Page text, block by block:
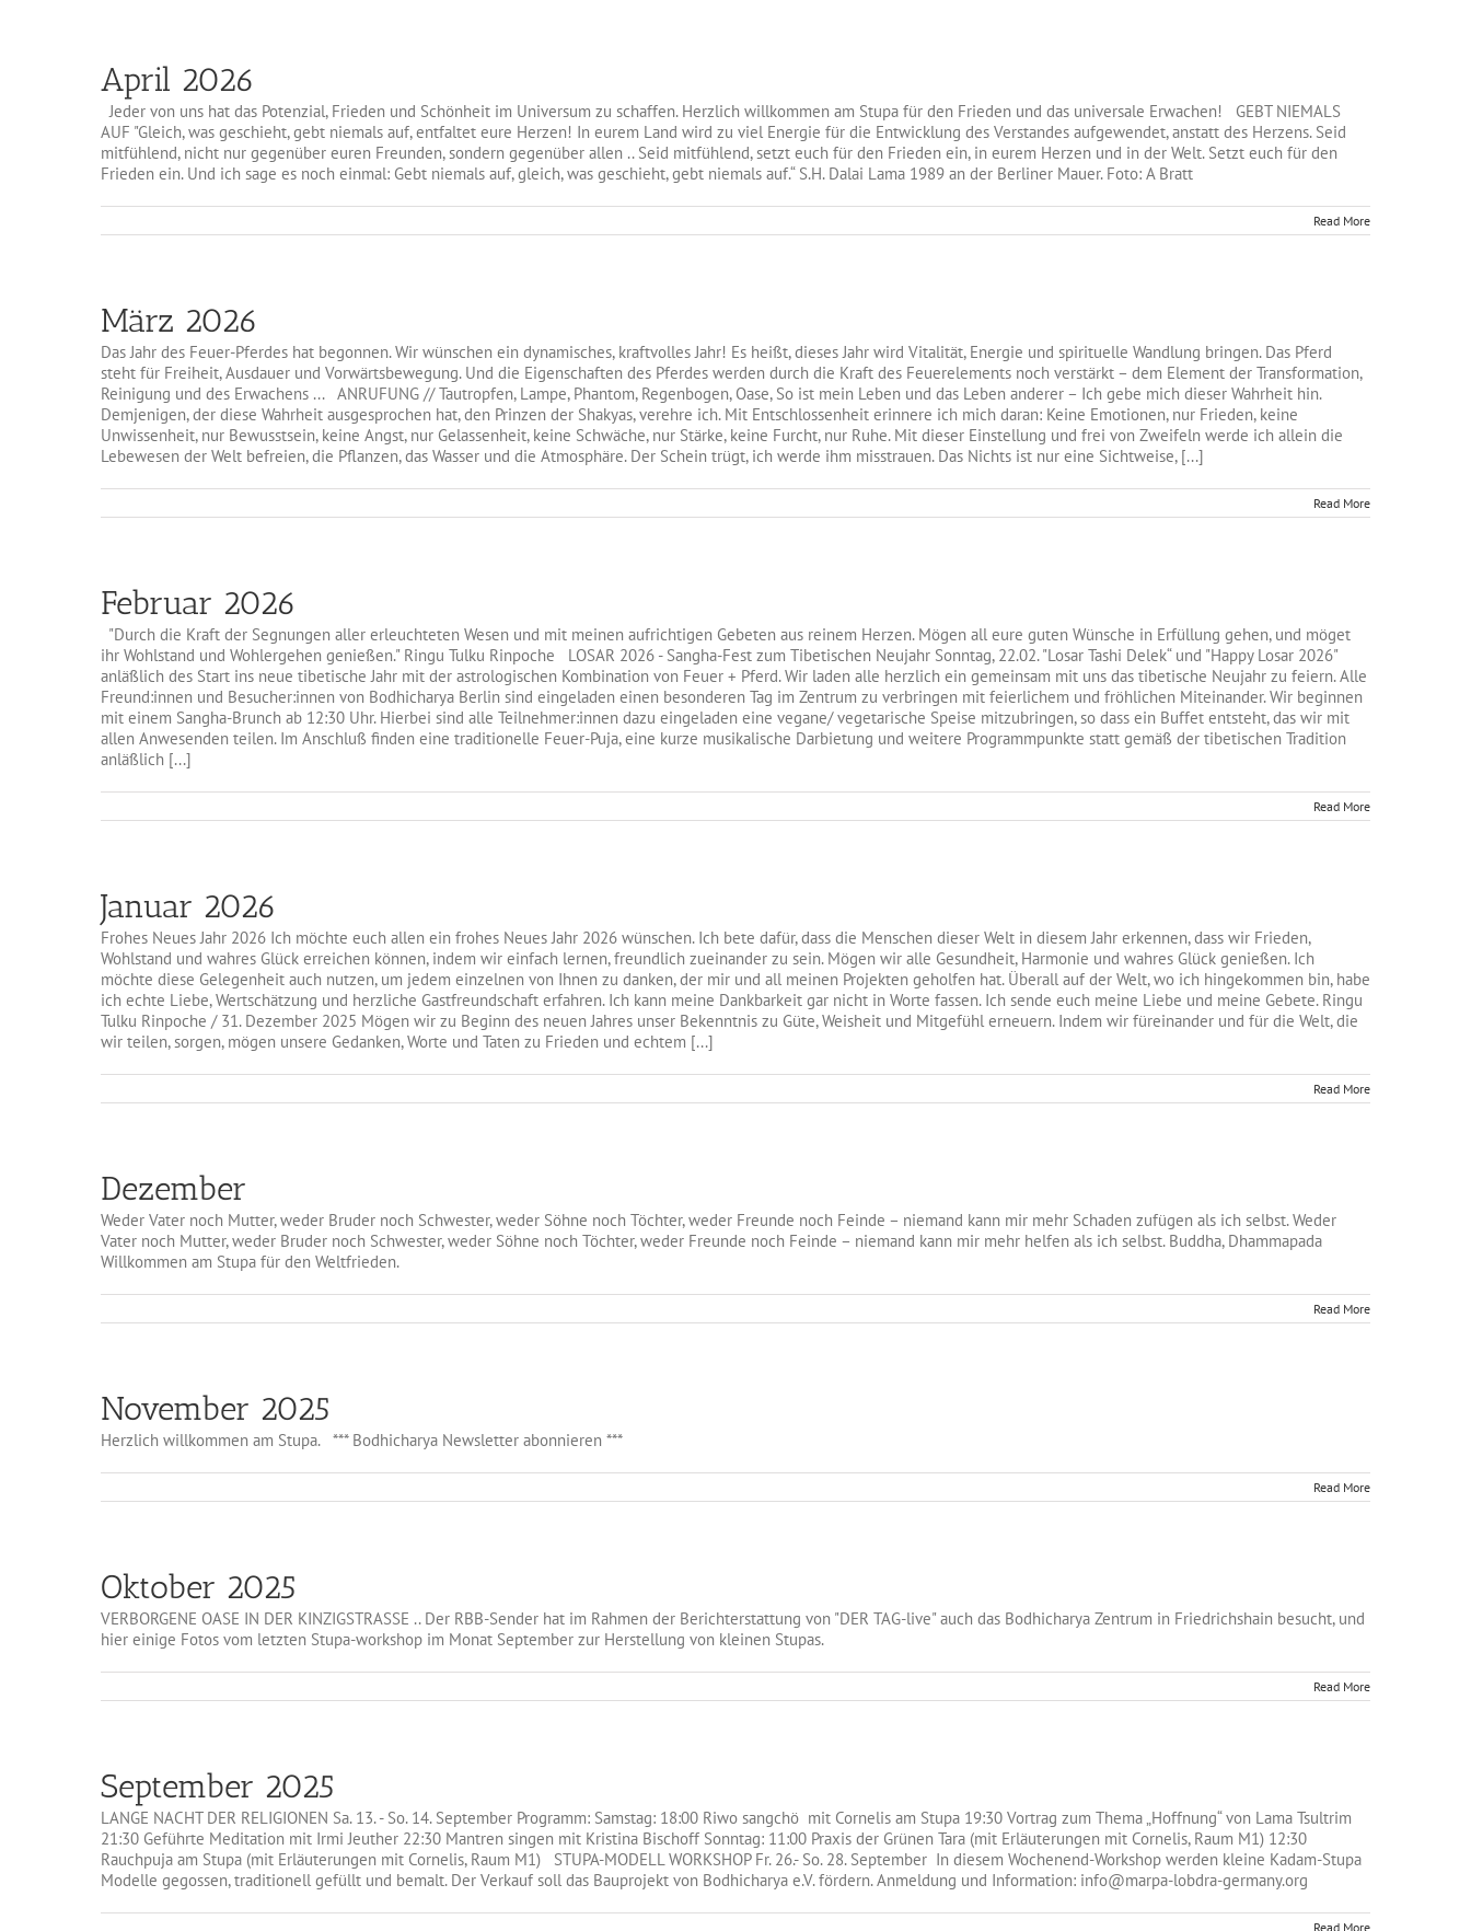
April 2026
Jeder von uns hat das Potenzial, Frieden und Schönheit im Universum zu schaffen. Herzlich willkommen am Stupa für den Frieden und das universale Erwachen! GEBT NIEMALS
AUF "Gleich, was geschieht, gebt niemals auf, entfaltet eure Herzen! In eurem Land wird zu viel Energie für die Entwicklung des Verstandes aufgewendet, anstatt des Herzens. Seid
mitfühlend, nicht nur gegenüber euren Freunden, sondern gegenüber allen .. Seid mitfühlend, setzt euch für den Frieden ein, in eurem Herzen und in der Welt. Setzt euch für den
Frieden ein. Und ich sage es noch einmal: Gebt niemals auf, gleich, was geschieht, gebt niemals auf.“ S.H. Dalai Lama 1989 an der Berliner Mauer. Foto: A Bratt
Read More
März 2026
Das Jahr des Feuer-Pferdes hat begonnen. Wir wünschen ein dynamisches, kraftvolles Jahr! Es heißt, dieses Jahr wird Vitalität, Energie und spirituelle Wandlung bringen. Das Pferd
steht für Freiheit, Ausdauer und Vorwärtsbewegung. Und die Eigenschaften des Pferdes werden durch die Kraft des Feuerelements noch verstärkt – dem Element der Transformation,
Reinigung und des Erwachens ... ANRUFUNG // Tautropfen, Lampe, Phantom, Regenbogen, Oase, So ist mein Leben und das Leben anderer – Ich gebe mich dieser Wahrheit hin.
Demjenigen, der diese Wahrheit ausgesprochen hat, den Prinzen der Shakyas, verehre ich. Mit Entschlossenheit erinnere ich mich daran: Keine Emotionen, nur Frieden, keine
Unwissenheit, nur Bewusstsein, keine Angst, nur Gelassenheit, keine Schwäche, nur Stärke, keine Furcht, nur Ruhe. Mit dieser Einstellung und frei von Zweifeln werde ich allein die
Lebewesen der Welt befreien, die Pflanzen, das Wasser und die Atmosphäre. Der Schein trügt, ich werde ihm misstrauen. Das Nichts ist nur eine Sichtweise, [...]
Read More
Februar 2026
"Durch die Kraft der Segnungen aller erleuchteten Wesen und mit meinen aufrichtigen Gebeten aus reinem Herzen. Mögen all eure guten Wünsche in Erfüllung gehen, und möget
ihr Wohlstand und Wohlergehen genießen." Ringu Tulku Rinpoche LOSAR 2026 - Sangha-Fest zum Tibetischen Neujahr Sonntag, 22.02. "Losar Tashi Delek“ und "Happy Losar 2026"
anläßlich des Start ins neue tibetische Jahr mit der astrologischen Kombination von Feuer + Pferd. Wir laden alle herzlich ein gemeinsam mit uns das tibetische Neujahr zu feiern. Alle
Freund:innen und Besucher:innen von Bodhicharya Berlin sind eingeladen einen besonderen Tag im Zentrum zu verbringen mit feierlichem und fröhlichen Miteinander. Wir beginnen
mit einem Sangha-Brunch ab 12:30 Uhr. Hierbei sind alle Teilnehmer:innen dazu eingeladen eine vegane/ vegetarische Speise mitzubringen, so dass ein Buffet entsteht, das wir mit
allen Anwesenden teilen. Im Anschluß finden eine traditionelle Feuer-Puja, eine kurze musikalische Darbietung und weitere Programmpunkte statt gemäß der tibetischen Tradition
anläßlich [...]
Read More
Januar 2026
Frohes Neues Jahr 2026 Ich möchte euch allen ein frohes Neues Jahr 2026 wünschen. Ich bete dafür, dass die Menschen dieser Welt in diesem Jahr erkennen, dass wir Frieden,
Wohlstand und wahres Glück erreichen können, indem wir einfach lernen, freundlich zueinander zu sein. Mögen wir alle Gesundheit, Harmonie und wahres Glück genießen. Ich
möchte diese Gelegenheit auch nutzen, um jedem einzelnen von Ihnen zu danken, der mir und all meinen Projekten geholfen hat. Überall auf der Welt, wo ich hingekommen bin, habe
ich echte Liebe, Wertschätzung und herzliche Gastfreundschaft erfahren. Ich kann meine Dankbarkeit gar nicht in Worte fassen. Ich sende euch meine Liebe und meine Gebete. Ringu
Tulku Rinpoche / 31. Dezember 2025 Mögen wir zu Beginn des neuen Jahres unser Bekenntnis zu Güte, Weisheit und Mitgefühl erneuern. Indem wir füreinander und für die Welt, die
wir teilen, sorgen, mögen unsere Gedanken, Worte und Taten zu Frieden und echtem [...]
Read More
Dezember
Weder Vater noch Mutter, weder Bruder noch Schwester, weder Söhne noch Töchter, weder Freunde noch Feinde – niemand kann mir mehr Schaden zufügen als ich selbst. Weder
Vater noch Mutter, weder Bruder noch Schwester, weder Söhne noch Töchter, weder Freunde noch Feinde – niemand kann mir mehr helfen als ich selbst. Buddha, Dhammapada
Willkommen am Stupa für den Weltfrieden.
Read More
November 2025
Herzlich willkommen am Stupa. *** Bodhicharya Newsletter abonnieren ***
Read More
Oktober 2025
VERBORGENE OASE IN DER KINZIGSTRASSE .. Der RBB-Sender hat im Rahmen der Berichterstattung von "DER TAG-live" auch das Bodhicharya Zentrum in Friedrichshain besucht, und
hier einige Fotos vom letzten Stupa-workshop im Monat September zur Herstellung von kleinen Stupas.
Read More
September 2025
LANGE NACHT DER RELIGIONEN Sa. 13. - So. 14. September Programm: Samstag: 18:00 Riwo sangchö mit Cornelis am Stupa 19:30 Vortrag zum Thema „Hoffnung“ von Lama Tsultrim
21:30 Geführte Meditation mit Irmi Jeuther 22:30 Mantren singen mit Kristina Bischoff Sonntag: 11:00 Praxis der Grünen Tara (mit Erläuterungen mit Cornelis, Raum M1) 12:30
Rauchpuja am Stupa (mit Erläuterungen mit Cornelis, Raum M1) STUPA-MODELL WORKSHOP Fr. 26.- So. 28. September In diesem Wochenend-Workshop werden kleine Kadam-Stupa
Modelle gegossen, traditionell gefüllt und bemalt. Der Verkauf soll das Bauprojekt von Bodhicharya e.V. fördern. Anmeldung und Information: info@marpa-lobdra-germany.org
Read More